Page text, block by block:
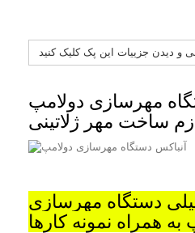
و دیدن جزییات این پک کلیک کنید
مهرسازی دولامپ
ساخت مهر ژلاتینی
دستگاه مهرسازی